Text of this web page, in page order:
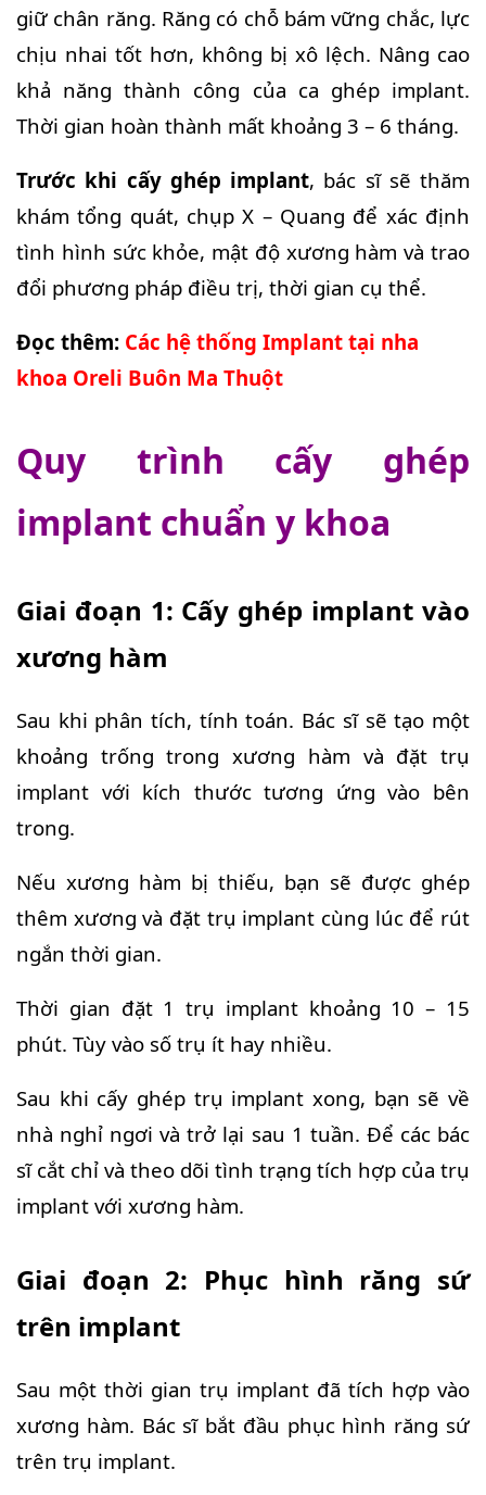
giữ chân răng. Răng có chỗ bám vững chắc, lực
chịu nhai tốt hơn, không bị xô lệch. Nâng cao
khả năng thành công của ca ghép implant.
Thời gian hoàn thành mất khoảng 3 – 6 tháng.
Trước khi cấy ghép implant, bác sĩ sẽ thăm
khám tổng quát, chụp X – Quang để xác định
tình hình sức khỏe, mật độ xương hàm và trao
đổi phương pháp điều trị, thời gian cụ thể.
Đọc thêm: Các hệ thống Implant tại nha
khoa Oreli Buôn Ma Thuột
Quy trình cấy ghép
implant chuẩn y khoa
Giai đoạn 1: Cấy ghép implant vào
xương hàm
Sau khi phân tích, tính toán. Bác sĩ sẽ tạo một
khoảng trống trong xương hàm và đặt trụ
implant với kích thước tương ứng vào bên
trong.
Nếu xương hàm bị thiếu, bạn sẽ được ghép
thêm xương và đặt trụ implant cùng lúc để rút
ngắn thời gian.
Thời gian đặt 1 trụ implant khoảng 10 – 15
phút. Tùy vào số trụ ít hay nhiều.
Sau khi cấy ghép trụ implant xong, bạn sẽ về
nhà nghỉ ngơi và trở lại sau 1 tuần. Để các bác
sĩ cắt chỉ và theo dõi tình trạng tích hợp của trụ
implant với xương hàm.
Giai đoạn 2: Phục hình răng sứ
trên implant
Sau một thời gian trụ implant đã tích hợp vào
xương hàm. Bác sĩ bắt đầu phục hình răng sứ
trên trụ implant.